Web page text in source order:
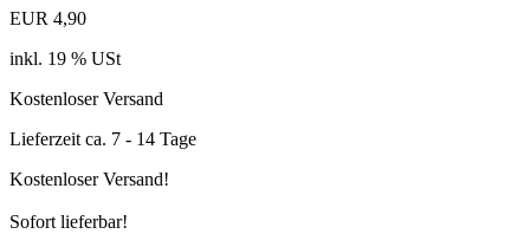
EUR 4,90
inkl. 19 % USt
Kostenloser Versand
Lieferzeit ca. 7 - 14 Tage
Kostenloser Versand!
Sofort lieferbar!